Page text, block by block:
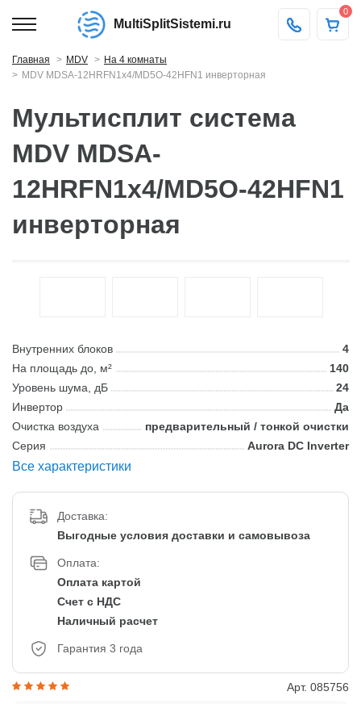
MultiSplitSistemi.ru
0
Главная MDV
На 4 комнаты
MDV MDSA-12HRFN1x4/MD5O-42HFN1 инверторная
Мультисплит система
MDV MDSA-
12HRFN1x4/MD5O-42HFN1
инверторная
Внутренних блоков
4
На площадь до, м²
140
Уровень шума, дБ
24
Инвертор
Да
Очистка воздуха
предварительный / тонкой очистки
Серия
Aurora DC Inverter
Все характеристики
Доставка:
Выгодные условия доставки и самовывоза
Оплата:
Оплата картой
Счет с НДС
Наличный расчет
Гарантия 3 года
Арт. 085756